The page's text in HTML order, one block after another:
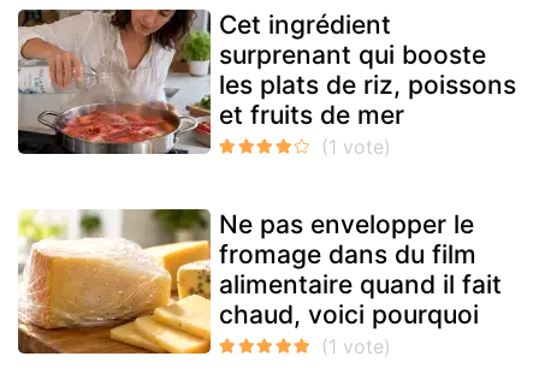
Cet ingrédient
surprenant qui booste
les plats de riz, poissons
et fruits de mer
Ne pas envelopper le
fromage dans du film
alimentaire quand il fait
chaud, voici pourquoi